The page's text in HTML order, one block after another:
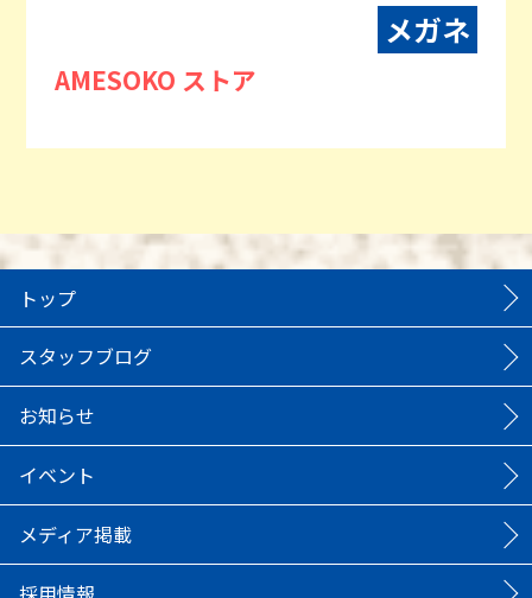
メガネ
AMESOKO ストア
トップ
スタッフブログ
お知らせ
イベント
メディア掲載